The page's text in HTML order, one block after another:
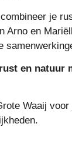
je
Arno en
en natuur
Waaij